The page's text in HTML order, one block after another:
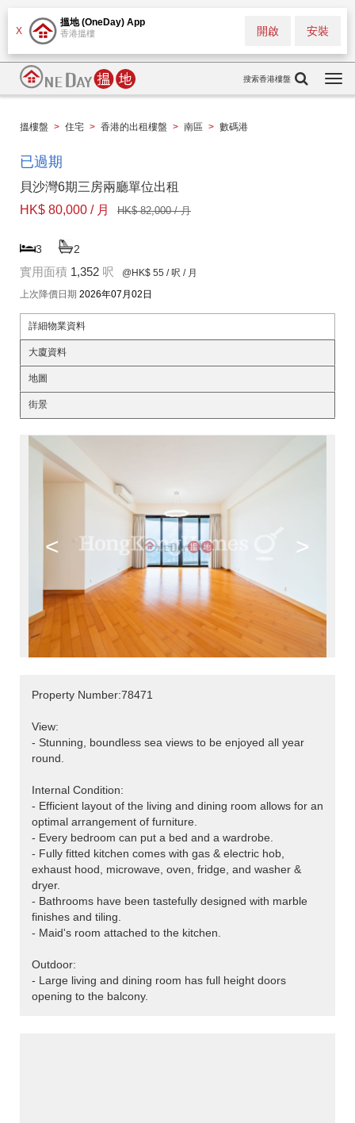
X
搵地 (OneDay) App
香港搵樓 安裝
開啟
搜索香港樓盤
搵樓盤 > 住宅 > 香港的出租樓盤 > 南區 > 數碼港
已過期
貝沙灣6期三房兩廳單位出租
HK$ 80,000 / 月
HK$ 82,000 / 月
3 2
實用面積 1,352 呎 @HK$ 55 / 呎 / 月
上次降價日期 2026年07月02日
詳細物業資料
大廈資料
地圖
街景
< >
Property Number:78471
View:
- Stunning, boundless sea views to be enjoyed all year
round.
Internal Condition:
- Efficient layout of the living and dining room allows for an
optimal arrangement of furniture.
- Every bedroom can put a bed and a wardrobe.
- Fully fitted kitchen comes with gas & electric hob,
exhaust hood, microwave, oven, fridge, and washer &
dryer.
- Bathrooms have been tastefully designed with marble
finishes and tiling.
- Maid's room attached to the kitchen.
Outdoor:
- Large living and dining room has full height doors
opening to the balcony.